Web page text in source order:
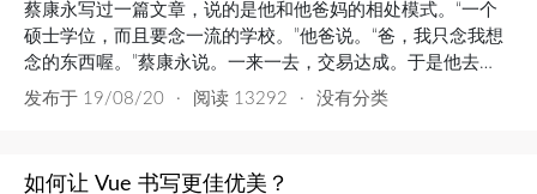
蔡康永写过一篇文章，说的是他和他爸妈的相处模式。“一个
硕士学位，而且要念一流的学校。”他爸说。“爸，我只念我想
念的东西喔。”蔡康永说。一来一去，交易达成。于是他去
UCLA念了舞台剧，他爸从来没问过“这有什么用”。“从小，我
件又一件繁复的旗袍；一桌又一桌吃完就没有的大菜；一圈又
发布于 19/08/20 · 阅读 13292 · 没有分类
如何让 Vue 书写更佳优美？